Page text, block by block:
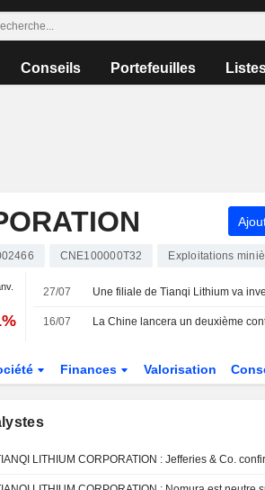
Conseils Portefeuilles
CNE100000T32 Exploitations
27/07
16/07
Finances Valorisation